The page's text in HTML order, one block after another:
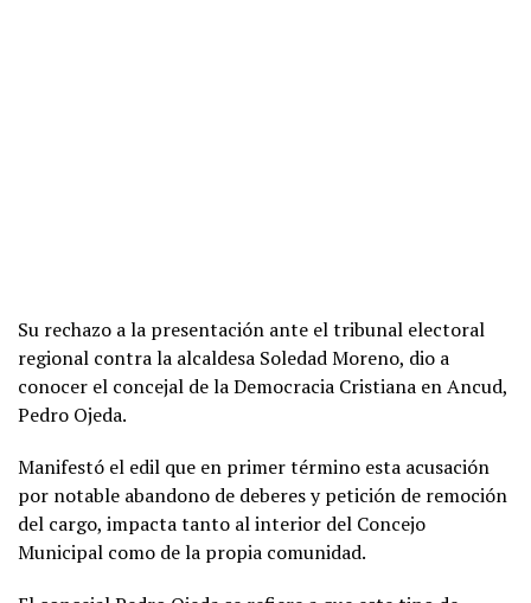
Su rechazo a la presentación ante el tribunal electoral
regional contra la alcaldesa Soledad Moreno, dio a
conocer el concejal de la Democracia Cristiana en Ancud,
Pedro Ojeda.
Manifestó el edil que en primer término esta acusación
por notable abandono de deberes y petición de remoción
del cargo, impacta tanto al interior del Concejo
Municipal como de la propia comunidad.